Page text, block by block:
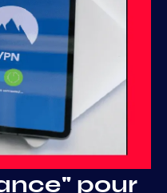
pour